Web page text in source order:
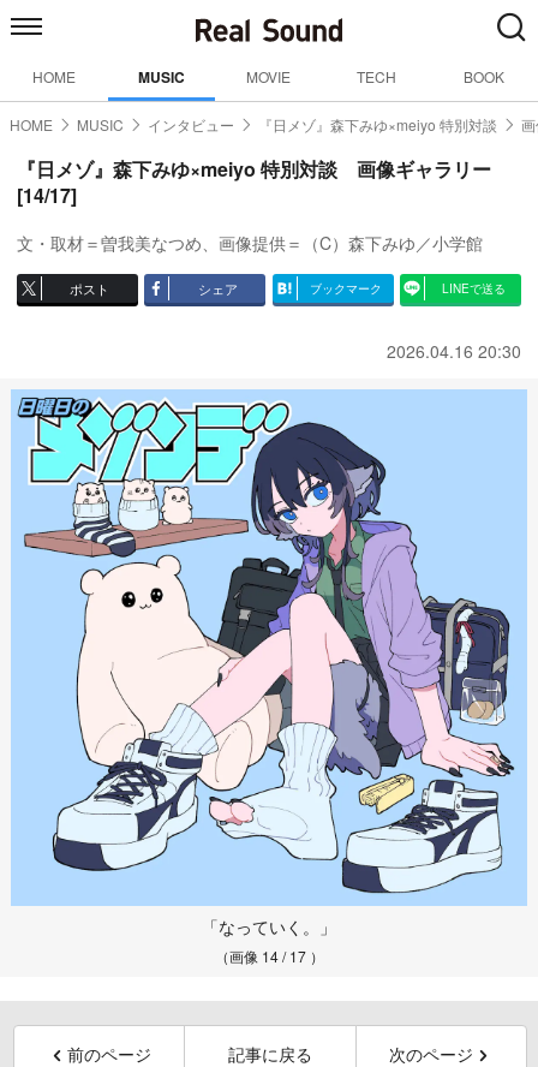
HOME MUSIC MOVIE TECH BOOK
HOME MUSIC インタビュー 『日メゾ』森下みゆ×meiyo 特別対談
『日メゾ』森下みゆ×meiyo 特別対談 画像ギャラリー
[14/17]
文・取材＝曽我美なつめ、画像提供＝（C）森下みゆ／小学館
ポスト シェア ブックマーク LINEで送る
2026.04.16 20:30
「なっていく。」
（画像 14 / 17 ）
前のページ 記事に戻る 次のページ